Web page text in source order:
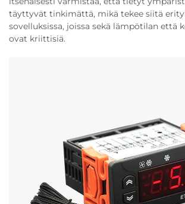
täyttyvät tinkimättä, mikä tekee siitä
sovelluksissa, joissa sekä lämpötilan että
ovat kriittisiä.